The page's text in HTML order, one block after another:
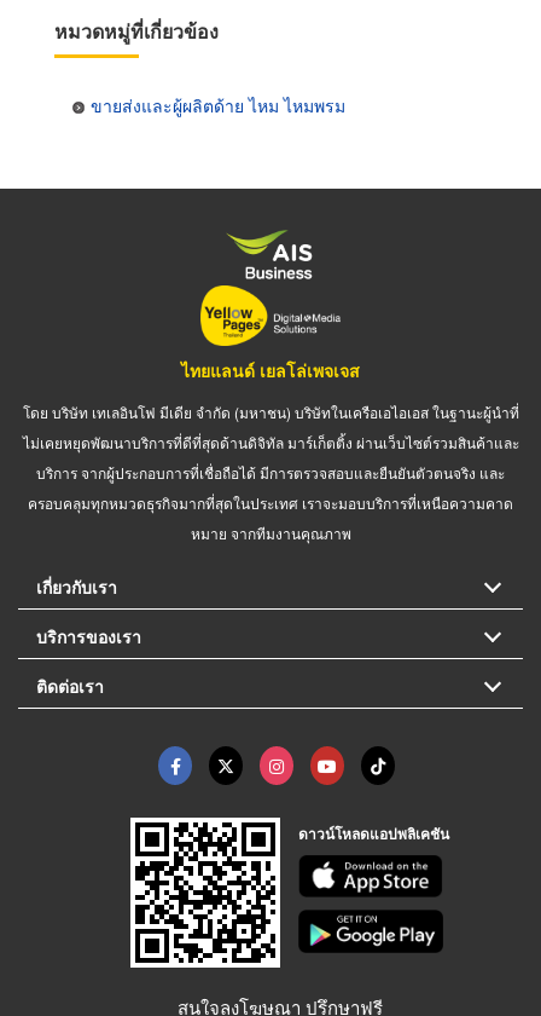
หมวดหมู่ที่เกี่ยวข้อง
ขายส่งและผู้ผลิตด้าย ไหม ไหมพรม
ไทยแลนด์ เยลโล่เพจเจส
โดย บริษัท เทเลอินโฟ มีเดีย จำกัด (มหาชน) บริษัทในเครือเอไอเอส ในฐานะผู้นำที่
ไม่เคยหยุดพัฒนาบริการที่ดีที่สุดด้านดิจิทัล มาร์เก็ตติ้ง ผ่านเว็บไซต์รวมสินค้าและ
บริการ จากผู้ประกอบการที่เชื่อถือได้ มีการตรวจสอบและยืนยันตัวตนจริง และ
ครอบคลุมทุกหมวดธุรกิจมากที่สุดในประเทศ เราจะมอบบริการที่เหนือความคาด
หมาย จากทีมงานคุณภาพ
เกี่ยวกับเรา
บริการของเรา
ติดต่อเรา
ดาวน์โหลดแอปพลิเคชัน
สนใจลงโฆษณา ปรึกษาฟรี